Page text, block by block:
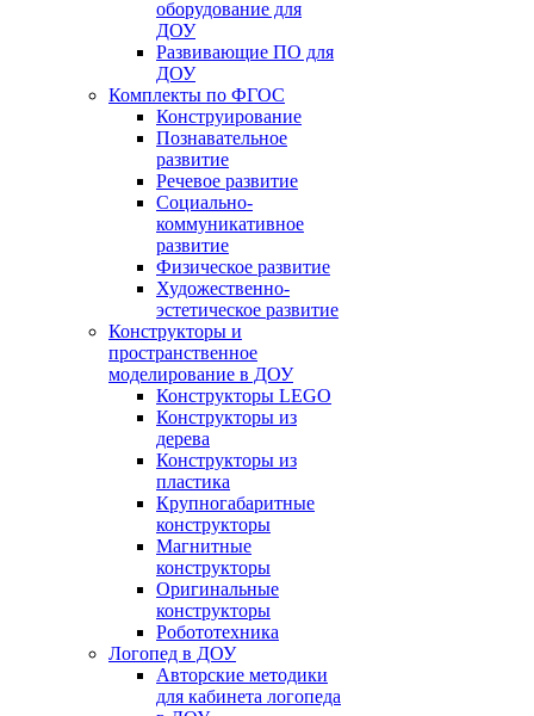
оборудование для
ДОУ
Развивающие ПО для
ДОУ
Комплекты по ФГОС
Конструирование
Познавательное
развитие
Речевое развитие
Социально-
коммуникативное
развитие
Физическое развитие
Художественно-
эстетическое развитие
Конструкторы и
пространственное
моделирование в ДОУ
Конструкторы LEGO
Конструкторы из
дерева
Конструкторы из
пластика
Крупногабаритные
конструкторы
Магнитные
конструкторы
Оригинальные
конструкторы
Робототехника
Логопед в ДОУ
Авторские методики
для кабинета логопеда